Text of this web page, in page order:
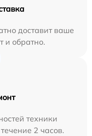
доставит ваше
и обратно.
техники
2 часов.